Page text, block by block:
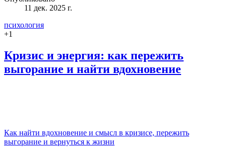
11 дек. 2025 г.
психология
+1
Кризис и энергия: как пережить
выгорание и найти вдохновение
Как найти вдохновение и смысл в кризисе, пережить
выгорание и вернуться к жизни